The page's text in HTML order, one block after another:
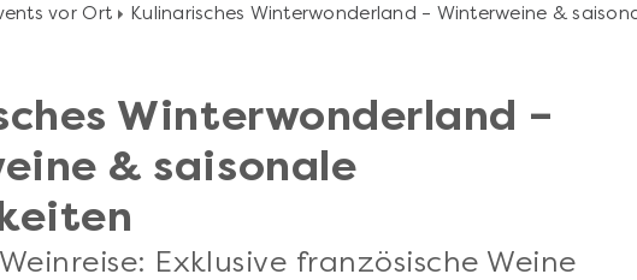
vor Ort Kulinarisches Winterwonderland – Winterweine &
Winterwonderland –
& saisonale
Exklusive französische Weine